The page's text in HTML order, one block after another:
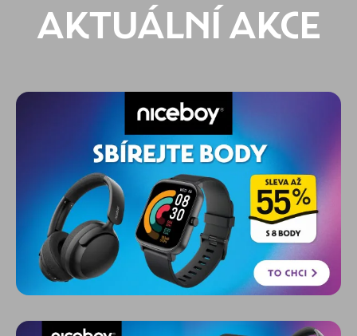
umožňuje odstranit přebytečnou vodu z celých
povrchů na jedno nabití. Úklid si můžete přesně
láhev s potřikovačem s potahem z mikrovláken, čistící
AKTUÁLNÍ AKCE